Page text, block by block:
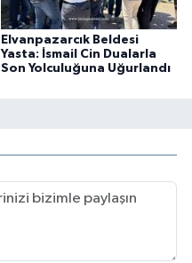
Elvanpazarcık Beldesi
Yasta: İsmail Cin Dualarla
Son Yolculuğuna Uğurlandı